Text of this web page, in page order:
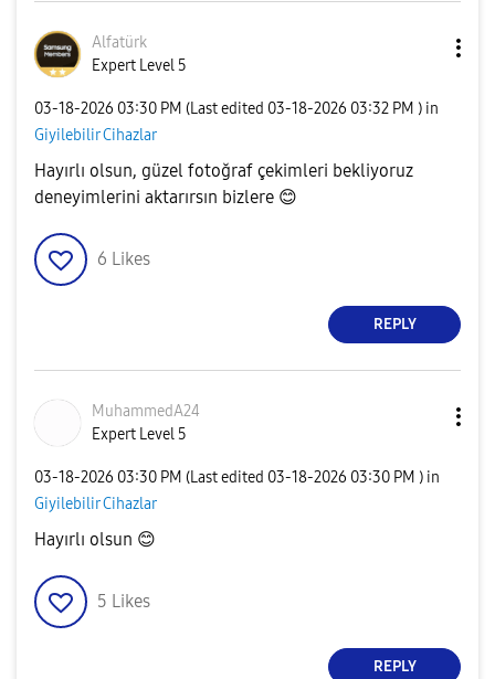
Alfatürk
Expert Level 5
‎03-18-2026 03:30 PM (Last edited ‎03-18-2026 03:32 PM ) in
Giyilebilir Cihazlar
Hayırlı olsun, güzel fotoğraf çekimleri bekliyoruz
deneyimlerini aktarırsın bizlere 😊
6 Likes
REPLY
MuhammedA24
Expert Level 5
‎03-18-2026 03:30 PM (Last edited ‎03-18-2026 03:30 PM ) in
Giyilebilir Cihazlar
Hayırlı olsun 😊
5 Likes
REPLY